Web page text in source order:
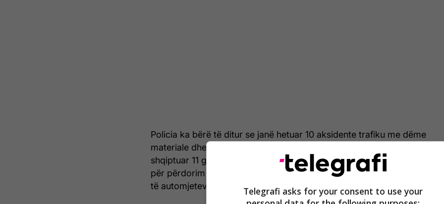
Policia ka bërë të ditur se janë hetuar 10 aksidente trafiku me dëme
materiale dhe 14 aksidente trafiku me të lënduar. Po ashtu, janë
shqiptuar 11 gjoba për mos përdorim të rripit të sigurisë, pesë gjoba
për përdorim të telefonit gjatë ngasjes dhe 24 gjoba për modifikim
të automjeteve, përkatësisht vendosje të folieve të errëta.
Telegrafi asks for your consent to use your